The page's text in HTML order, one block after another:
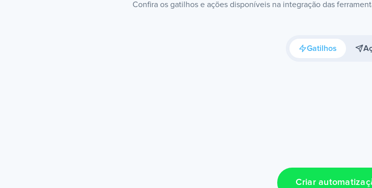
Confira os gatilhos e ações disponíveis na integração das
Gatilhos
Criar